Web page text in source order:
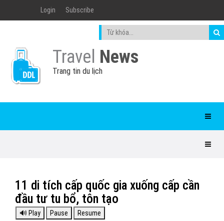
Login Subscribe
Travel News
Trang tin du lịch
11 di tích cấp quốc gia xuống cấp cần
đầu tư tu bổ, tôn tạo